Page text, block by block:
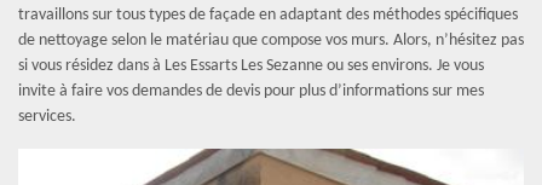
travaillons sur tous types de façade en adaptant des méthodes spécifiques
de nettoyage selon le matériau que compose vos murs. Alors, n’hésitez pas
si vous résidez dans à Les Essarts Les Sezanne ou ses environs. Je vous
invite à faire vos demandes de devis pour plus d’informations sur mes
services.